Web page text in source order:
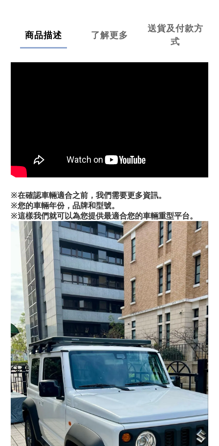
商品描述 了解更多
送貨及付款方
式
※在確認車輛適合之前，我們需要更多資訊。
※您的車輛年份，品牌和型號。
※這樣我們就可以為您提供最適合您的車輛重型平台。